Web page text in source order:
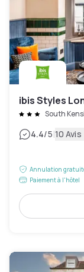
ibis Styles
South
4.4/5|10 Avis
Annulation
Paiement à l'hôtel